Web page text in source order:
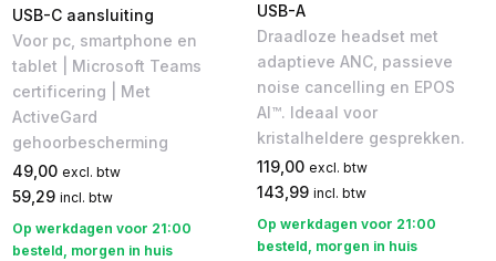
USB-C aansluiting
V​oor pc, smartphone en
tablet | Microsoft Teams
certificering | Met
ActiveGard
gehoorbescherming
49,00 excl. btw
59,29 incl. btw
Op werkdagen voor 21:00
besteld, morgen in huis
USB-A
Draadloze headset met
adaptieve ANC, passieve
noise cancelling en EPOS
AI™. Ideaal voor
kristalheldere gesprekken.
119,00 excl. btw
143,99 incl. btw
Op werkdagen voor 21:00
besteld, morgen in huis